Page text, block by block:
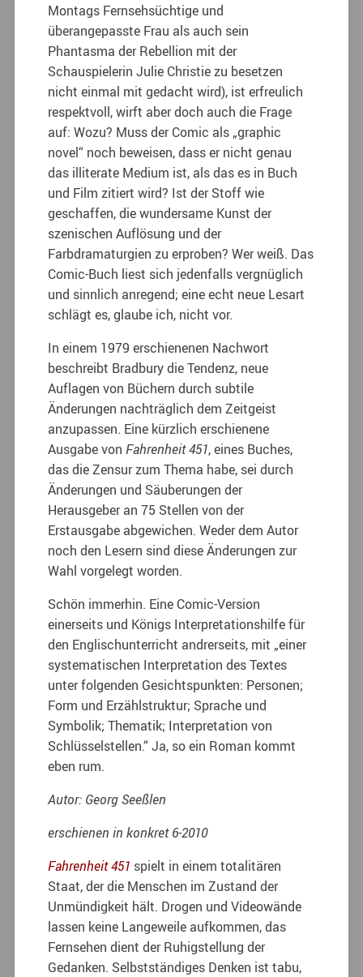
Montags Fernsehsüchtige und
überangepasste Frau als auch sein
Phantasma der Rebellion mit der
Schauspielerin Julie Christie zu besetzen
nicht einmal mit gedacht wird), ist erfreulich
respektvoll, wirft aber doch auch die Frage
auf: Wozu? Muss der Comic als „graphic
novel“ noch beweisen, dass er nicht genau
das illiterate Medium ist, als das es in Buch
und Film zitiert wird? Ist der Stoff wie
geschaffen, die wundersame Kunst der
szenischen Auflösung und der
Farbdramaturgien zu erproben? Wer weiß. Das
Comic-Buch liest sich jedenfalls vergnüglich
und sinnlich anregend; eine echt neue Lesart
schlägt es, glaube ich, nicht vor.
In einem 1979 erschienenen Nachwort
beschreibt Bradbury die Tendenz, neue
Auflagen von Büchern durch subtile
Änderungen nachträglich dem Zeitgeist
anzupassen. Eine kürzlich erschienene
Ausgabe vonFahrenheit 451, eines Buches,
das die Zensur zum Thema habe, sei durch
Änderungen und Säuberungen der
Herausgeber an 75 Stellen von der
Erstausgabe abgewichen. Weder dem Autor
noch den Lesern sind diese Änderungen zur
Wahl vorgelegt worden.
Schön immerhin. Eine Comic-Version
einerseits und Königs Interpretationshilfe für
den Englischunterricht andrerseits, mit „einer
systematischen Interpretation des Textes
unter folgenden Gesichtspunkten: Personen;
Form und Erzählstruktur; Sprache und
Symbolik; Thematik; Interpretation von
Schlüsselstellen.“ Ja, so ein Roman kommt
eben rum.
Autor: Georg Seeßlen
erschienen in konkret 6-2010
Fahrenheit 451 spielt in einem totalitären
Staat, der die Menschen im Zustand der
Unmündigkeit hält. Drogen und Videowände
lassen keine Langeweile aufkommen, das
Fernsehen dient der Ruhigstellung der
Gedanken. Selbstständiges Denken ist tabu,